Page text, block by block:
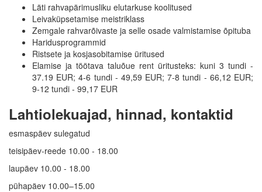
Läti rahvapärimusliku elutarkuse koolitused
Leivaküpsetamise meistriklass
Zemgale rahvarõivaste ja selle osade valmistamise õpituba
Haridusprogrammid
Ristsete ja kosjasobitamise üritused
Elamise ja töötava taluõue rent üritusteks: kuni 3 tundi -
37.19 EUR; 4-6 tundi - 49,59 EUR; 7-8 tundi - 66,12 EUR;
9-12 tundi - 99,17 EUR
Lahtiolekuajad, hinnad, kontaktid
esmaspäev sulegatud
teisipäev-reede 10.00 - 18.00
laupäev 10.00 - 18.00
pühapäev 10.00–15.00